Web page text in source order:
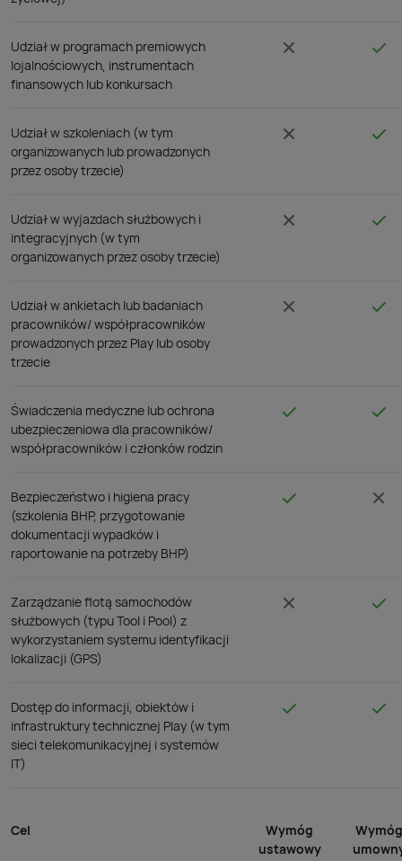
Cel
Wymóg
ustawowy
Wymóg
Udział w programach premiowych
lojalnościowych, instrumentach
finansowych lub konkursach
Udział w szkoleniach (w tym
organizowanych lub prowadzonych
przez osoby trzecie)
Udział w wyjazdach służbowych i
integracyjnych (w tym
organizowanych przez osoby trzecie)
Udział w ankietach lub badaniach
pracowników/ współpracowników
prowadzonych przez Play lub osoby
trzecie
Świadczenia medyczne lub ochrona
ubezpieczeniowa dla pracowników/
współpracowników i członków rodzin
Bezpieczeństwo i higiena pracy
(szkolenia BHP, przygotowanie
dokumentacji wypadków i
raportowanie na potrzeby BHP)
Zarządzanie flotą samochodów
służbowych (typu Tool i Pool) z
wykorzystaniem systemu identyfikacji
lokalizacji (GPS)
Dostęp do informacji, obiektów i
infrastruktury technicznej Play (w tym
sieci telekomunikacyjnej i systemów
IT)
służby wojskowej w razie ogłoszenia